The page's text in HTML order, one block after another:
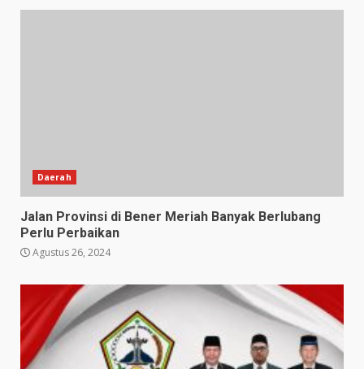
Daerah
Jalan Provinsi di Bener Meriah Banyak Berlubang
Perlu Perbaikan
Agustus 26, 2024